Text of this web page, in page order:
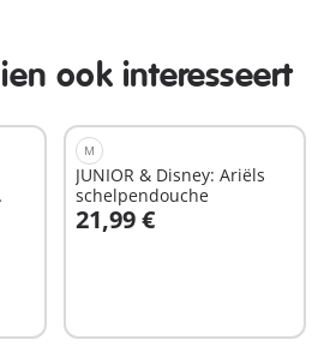
ook interesseert
M
JUNIOR & Disney: Ariëls
schelpendouche
21,99 €
In winkelwagen